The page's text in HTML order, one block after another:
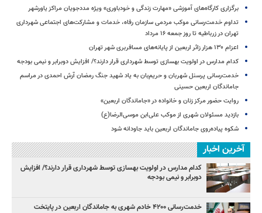
برگزاری کارگاه‌های آموزشی «مهارت زندگی و خودباوری» ویژه مددجویان مراکز یاورشهر
تداوم خدمت‌رسانی موکب مردمی سازمان رفاه، خدمات و مشارکت‌های اجتماعی شهرداری
تهران در زرباطیه تا روز جمعه ۱۶ مرداد
اعزام ۱۳۰ هزار زائر اربعین از پایانه‌های مسافربری شهر تهران
کدام مدارس در اولویت بهسازی توسط شهرداری قرار دارند؟/ افزایش دوبرابر و نیمی بودجه
خدمت‌رسانی پرسنل شهربان و حریم‌بان به یاد شهید جنگ رمضان آرش احمدی در مراسم
جاماندگان اربعین حسینی
روایت حضور مرکز زنان و خانواده در «جاماندگان اربعین»
بازدید مسئولان شهری از موکب علی‌ابن موسی‌الرضا(ع)
شکوه پیاده‌روی جاماندگان اربعین باید جاودانه شود
آخرین اخبار
کدام مدارس در اولویت بهسازی توسط شهرداری قرار دارند؟/ افزایش
دوبرابر و نیمی بودجه
خدمت‌رسانی ۴۲۰۰ خادم شهری به جاماندگان اربعین در پایتخت